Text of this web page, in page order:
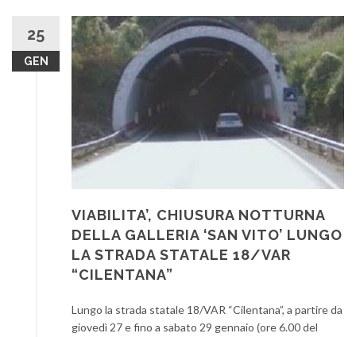
25
GEN
VIABILITA’, CHIUSURA NOTTURNA
DELLA GALLERIA ‘SAN VITO’ LUNGO
LA STRADA STATALE 18/VAR
“CILENTANA”
Lungo la strada statale 18/VAR “Cilentana”, a partire da
giovedì 27 e fino a sabato 29 gennaio (ore 6.00 del